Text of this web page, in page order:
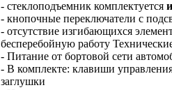
- стеклоподъемник комплектуется
- кнопочные переключатели с
- отсутствие изгибающихся
бесперебойную работу
- Питание от бортовой сети
- В комплекте: клавиши
заглушки